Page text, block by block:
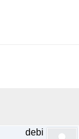
debi